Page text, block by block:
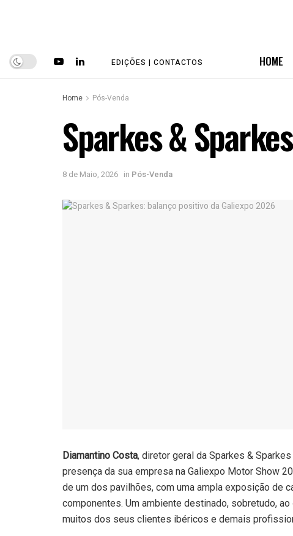
EDIÇÕES | CONTACTOS HOME
Home Pós-Venda
Sparkes &
8 de Maio, 2026 in Pós-Venda
Diamantino Costa, diretor geral da Sparkes &
presença da sua empresa na Galiexpo Motor Show
de um dos pavilhões, com uma ampla exposição de
componentes. Um ambiente destinado, sobretudo,
muitos dos seus clientes ibéricos e demais